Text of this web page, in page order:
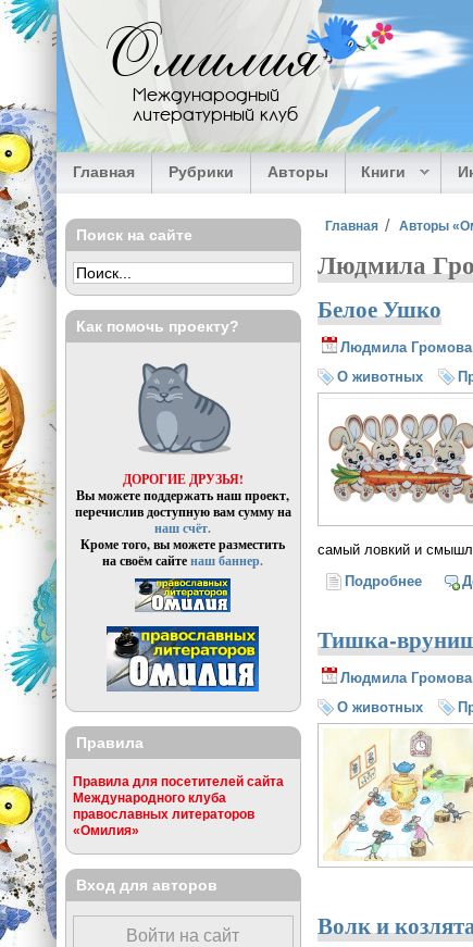
Перейти к основному содержанию
Омилия
Международный
литературный клуб
Главная Рубрики Авторы Книги
Вы здесь
Главная Авторы
Людмила
Белое Ушко
Людмила Громова
О животных
самый ловкий и
Подробнеео
Тишка-
Людмила Громова
О животных
Волк и
Поиск на сайте
Как помочь проекту?
ДОРОГИЕ ДРУЗЬЯ!
Вы можете поддержать наш проект,
перечислив доступную вам сумму на
наш счёт.
Кроме того, вы можете разместить
на своём сайтенаш баннер.
Правила
Правила для посетителей сайта
Международного клуба
православных литераторов
«Омилия»
Вход для авторов
Войти на сайт